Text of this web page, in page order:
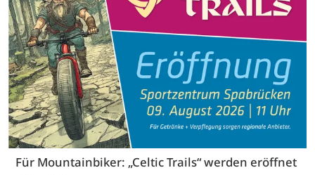
Für Mountainbiker: „Celtic Trails“ werden eröffnet